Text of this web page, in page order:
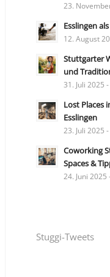
23.
Esslingen
12. August
Stuttgarter
und
31. Juli 2025
Lost Places
Esslingen
23. Juli 2025
Coworking
Spaces &
24. Juni 2025
Stuggi-Tweets